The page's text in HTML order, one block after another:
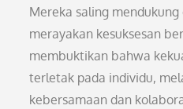
Mereka saling
merayakan kesuksesan
membuktikan bahwa
terletak pada individu,
kebersamaan dan